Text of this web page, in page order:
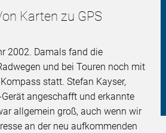
Karten zu GPS
2002. Damals fand die
und bei Touren noch mit
statt. Stefan Kayser,
angeschafft und erkannte
allgemein groß, auch wenn wir
an der neu aufkommenden